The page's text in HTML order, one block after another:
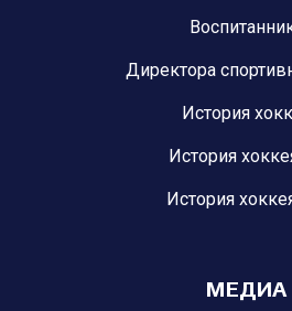
Директора
История
История
История
МЕДИА